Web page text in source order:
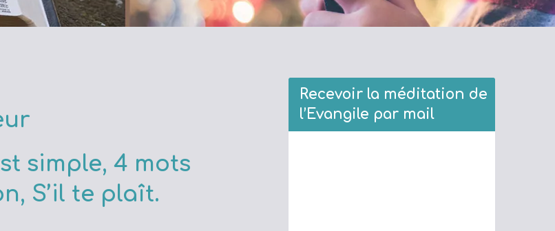
simple, 4 mots
S’il te plaît.
Recevoir la méditation de
l’Evangile par mail